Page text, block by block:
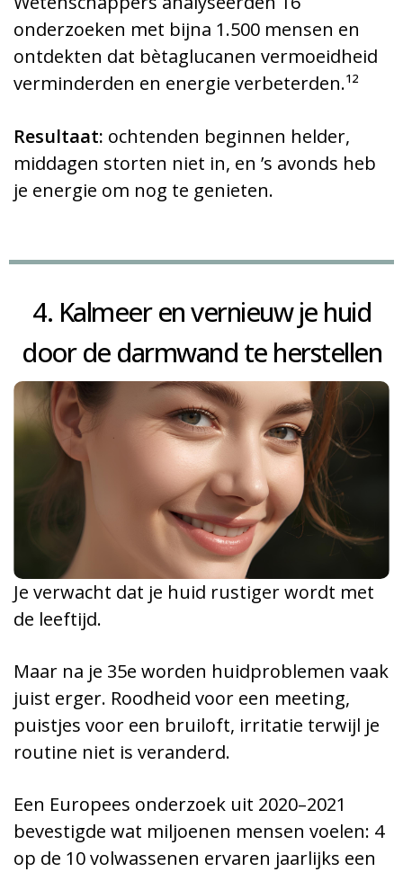
onderzoeken met bijna 1.500 mensen en
ontdekten dat bètaglucanen vermoeidheid
verminderden en energie verbeterden.¹²
Resultaat: ochtenden beginnen helder,
middagen storten niet in, en ’s avonds heb
je energie om nog te genieten.
4. Kalmeer en vernieuw je huid
door de darmwand te herstellen
Je verwacht dat je huid rustiger wordt met
de leeftijd.
Maar na je 35e worden huidproblemen vaak
juist erger. Roodheid voor een meeting,
puistjes voor een bruiloft, irritatie terwijl je
routine niet is veranderd.
Een Europees onderzoek uit 2020–2021
bevestigde wat miljoenen mensen voelen: 4
op de 10 volwassenen ervaren jaarlijks een